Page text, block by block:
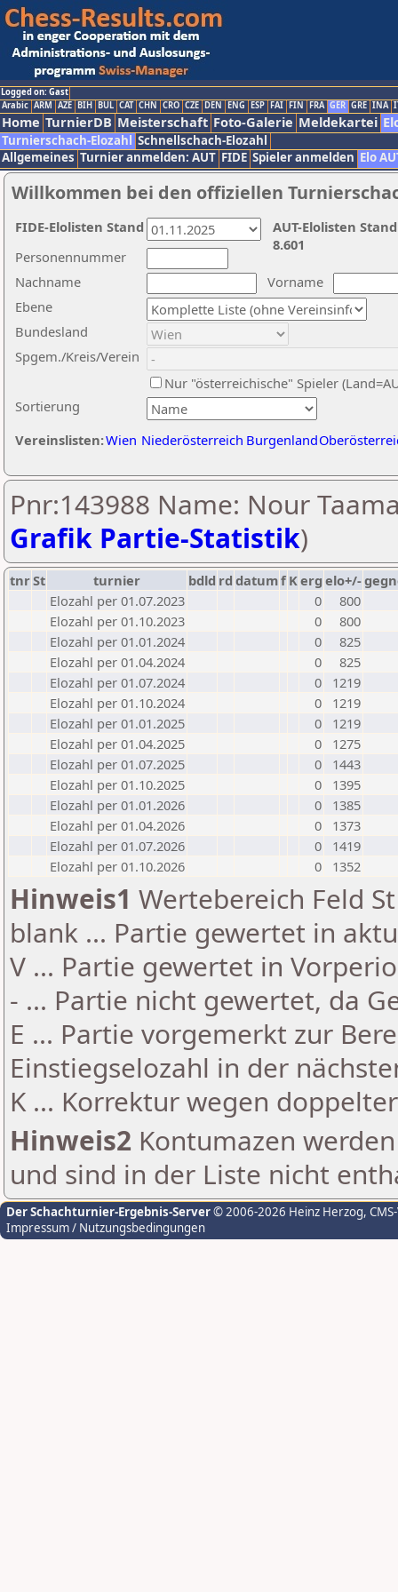
Logged on: Gast
Arabic ARM AZE BIH BUL CAT CHN CRO CZE DEN ENG ESP FAI FIN FRA GER GRE INA
Home TurnierDB Meisterschaft Foto-Galerie Meldekartei
Turnierschach-Elozahl Schnellschach-Elozahl
Allgemeines Turnier anmelden: AUT FIDE Spieler anmelden Elo
Willkommen bei den offiziellen
Nachname
Vorname
Ebene
Sortierung
Personennummer
Bundesland
Spgem./Kreis/Verein
Nur "österreichische" Spieler
Vereinslisten:Wien Niederösterreich Burgenland
AUT-Elolisten
8.601
FIDE-Elolisten Stand
Pnr:143988 Name: Nour
Grafik Partie-Statistik)
tnrSt turnier bdld rd datumf Kerg elo+/-
Elozahl per 01.07.2023
0
800
Elozahl per 01.10.2023
0
800
Elozahl per 01.01.2024
0
825
Elozahl per 01.04.2024
0
825
Elozahl per 01.07.2024
0
1219
Elozahl per 01.10.2024
0
1219
Elozahl per 01.01.2025
0
1219
Elozahl per 01.04.2025
0
1275
Elozahl per 01.07.2025
0
1443
Elozahl per 01.10.2025
0
1395
Elozahl per 01.01.2026
0
1385
Elozahl per 01.04.2026
0
1373
Elozahl per 01.07.2026
0
1419
Elozahl per 01.10.2026
0 1352
Hinweis1 Wertebereich Feld
blank ... Partie gewertet in
V ... Partie gewertet in
- ... Partie nicht gewertet, da
E ... Partie vorgemerkt zur
Einstiegselozahl in der
K ... Korrektur wegen
Hinweis2 Kontumazen
und sind in der Liste nicht
Der Schachturnier-Ergebnis-Server© 2006-2026 Heinz Herzog,
Impressum / Nutzungsbedingungen